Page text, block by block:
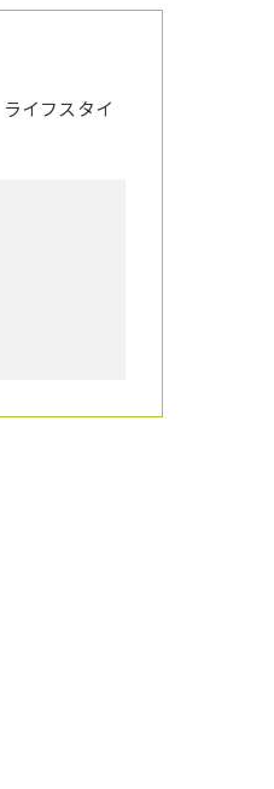
イフスタイ